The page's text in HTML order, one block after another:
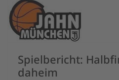
Spielbericht:
daheim